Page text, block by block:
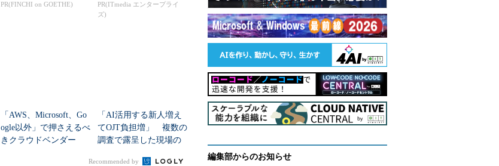
PR(FINCHI on GOETHE)
PR(ITmedia エンタープライ
ズ)
「AWS、Microsoft、Go
ogle以外」で押さえるべ
きクラウドベンダー
「AI活用する新人増え
てOJT負担増」 複数の
調査で露呈した現場の
Recommended by 編集部からのお知らせ